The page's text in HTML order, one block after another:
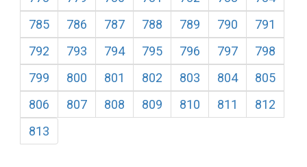
785
786 787 788 789 790
791
792
793 794 795 796 797
798
799
800 801 802 803 804
805
806
807 808 809 810 811
812
813